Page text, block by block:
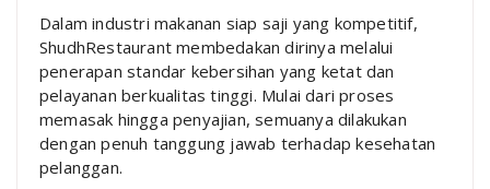
Dalam industri makanan siap saji yang kompetitif,
ShudhRestaurant membedakan dirinya melalui
penerapan standar kebersihan yang ketat dan
pelayanan berkualitas tinggi. Mulai dari proses
memasak hingga penyajian, semuanya dilakukan
dengan penuh tanggung jawab terhadap kesehatan
pelanggan.